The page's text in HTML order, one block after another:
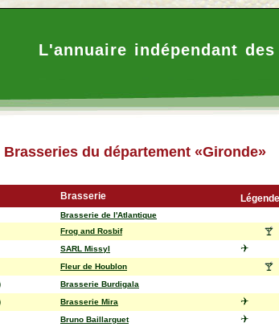
L'annuaire indépendant
Brasseries du département «Gironde»
Brasserie
Brasserie de l'Atlantique
Frog and Rosbif
SARL Missyl
Fleur de Houblon
Brasserie Burdigala
Brasserie Mira
Bruno Baillarguet